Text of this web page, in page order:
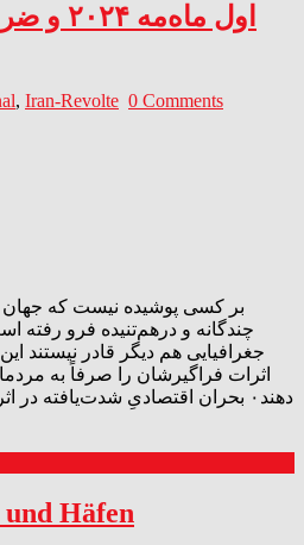
اول
, Iran-Revolte 0 Comments
بر کسی پوشیده نیست که
جغرافیایی هم دیگر قادر نیستند
اثرات فراگیرشان را صرفاً به
دهند۰ بحران اقتصادیِ شدت‌یافته
Häfen